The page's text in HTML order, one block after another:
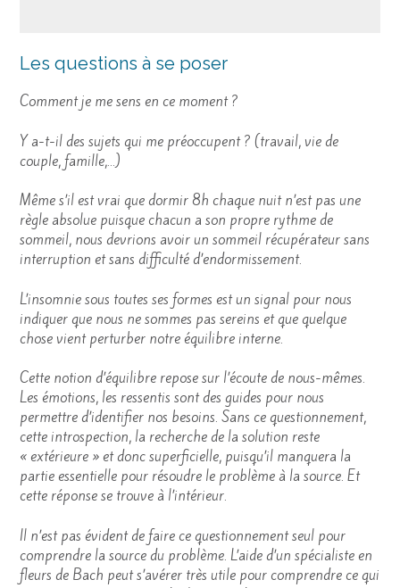
Les questions à se poser
Comment je me sens en ce moment ?
Y a-t-il des sujets qui me préoccupent ? (travail, vie de
couple, famille,…)
Même s’il est vrai que dormir 8h chaque nuit n’est pas une
règle absolue puisque chacun a son propre rythme de
sommeil, nous devrions avoir un sommeil récupérateur sans
interruption et sans difficulté d’endormissement.
L’insomnie sous toutes ses formes est un signal pour nous
indiquer que nous ne sommes pas sereins et que quelque
chose vient perturber notre équilibre interne.
Cette notion d’équilibre repose sur l’écoute de nous-mêmes.
Les émotions, les ressentis sont des guides pour nous
permettre d’identifier nos besoins. Sans ce questionnement,
cette introspection, la recherche de la solution reste
« extérieure » et donc superficielle, puisqu’il manquera la
partie essentielle pour résoudre le problème à la source. Et
cette réponse se trouve à l’intérieur.
Il n’est pas évident de faire ce questionnement seul pour
comprendre la source du problème. L’aide d’un spécialiste en
fleurs de Bach peut s’avérer très utile pour comprendre ce qui